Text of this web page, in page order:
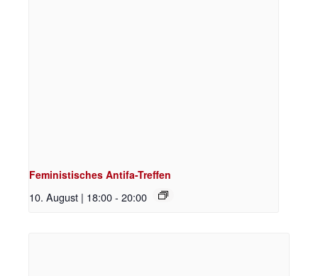
Feministisches Antifa-Treffen
10. August | 18:00- 20:00